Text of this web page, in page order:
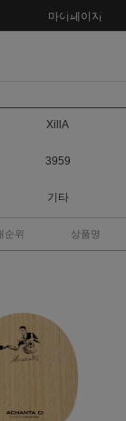
마이페이지
XillA
3959
기타
순위 상품명